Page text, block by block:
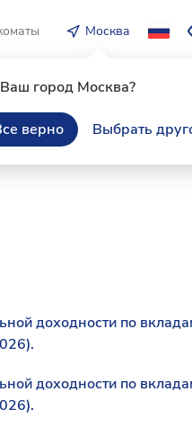
Москва
Ваш город Москва?
верно Выбрать
вклада с
доходности по
доходности по